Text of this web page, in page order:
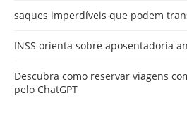
saques imperdíveis que podem
INSS orienta sobre aposentadoria
Descubra como reservar viagens
pelo ChatGPT